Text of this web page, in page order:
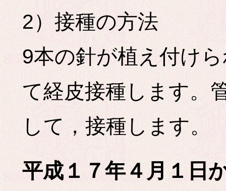
2）接種の方法
9本の針が植え付け
て経皮接種します。
して，接種します。
平成１７年４月１日